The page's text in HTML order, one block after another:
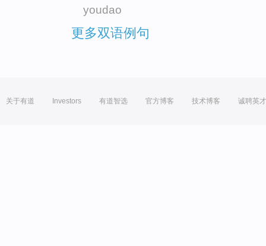
youdao
更多双语例句
关于有道 Investors 有道智选 官方博客 技术博客 诚聘英才